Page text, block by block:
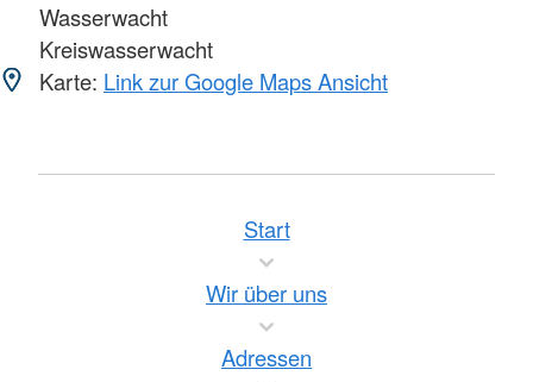
Wasserwacht
Kreiswasserwacht
Karte: Link zur Google Maps Ansicht
Start
Wir über uns
Adressen